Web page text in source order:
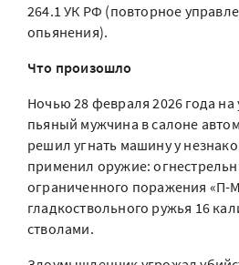
264.1 УК РФ (повторное
опьянения).
Что произошло
Ночью 28 февраля 2026 года
пьяный мужчина в салоне
решил угнать машину у
применил оружие:
ограниченного поражения «П-
гладкоствольного ружья 16
стволами.